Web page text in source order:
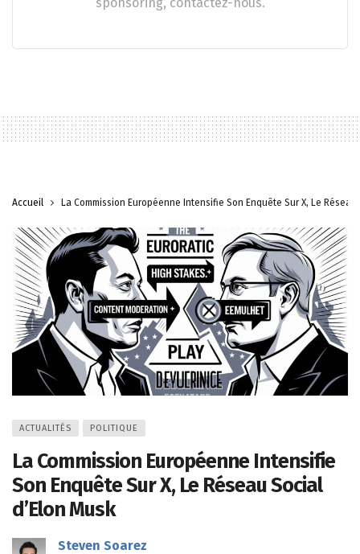
Accueil La Commission Européenne Intensifie Son Enquête Sur X, Le Réseau
ACTUALITÉS POLITIQUE
La Commission Européenne Intensifie
Son Enquête Sur X, Le Réseau Social
d’Elon Musk
Steven Soarez